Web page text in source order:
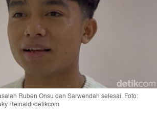
Ruben Onsu dan Sarwendah selesai. Foto:
Reinaldi/detikcom